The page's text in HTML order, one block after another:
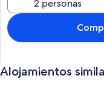
- No se admiten mascotas
- garaje con 2 plazas de
Alojamientos